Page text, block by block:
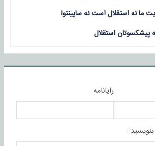
ما نه استقلال است نه ساپینتو!
استقلال
رایانامه